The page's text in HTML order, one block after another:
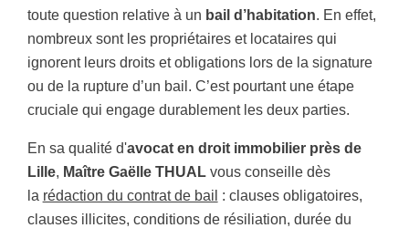
toute question relative à un bail d’habitation. En effet,
nombreux sont les propriétaires et locataires qui
ignorent leurs droits et obligations lors de la signature
ou de la rupture d’un bail. C’est pourtant une étape
cruciale qui engage durablement les deux parties.
En sa qualité d'avocat en droit immobilier près de
Lille, Maître Gaëlle THUAL vous conseille dès
la rédaction du contrat de bail : clauses obligatoires,
clauses illicites, conditions de résiliation, durée du